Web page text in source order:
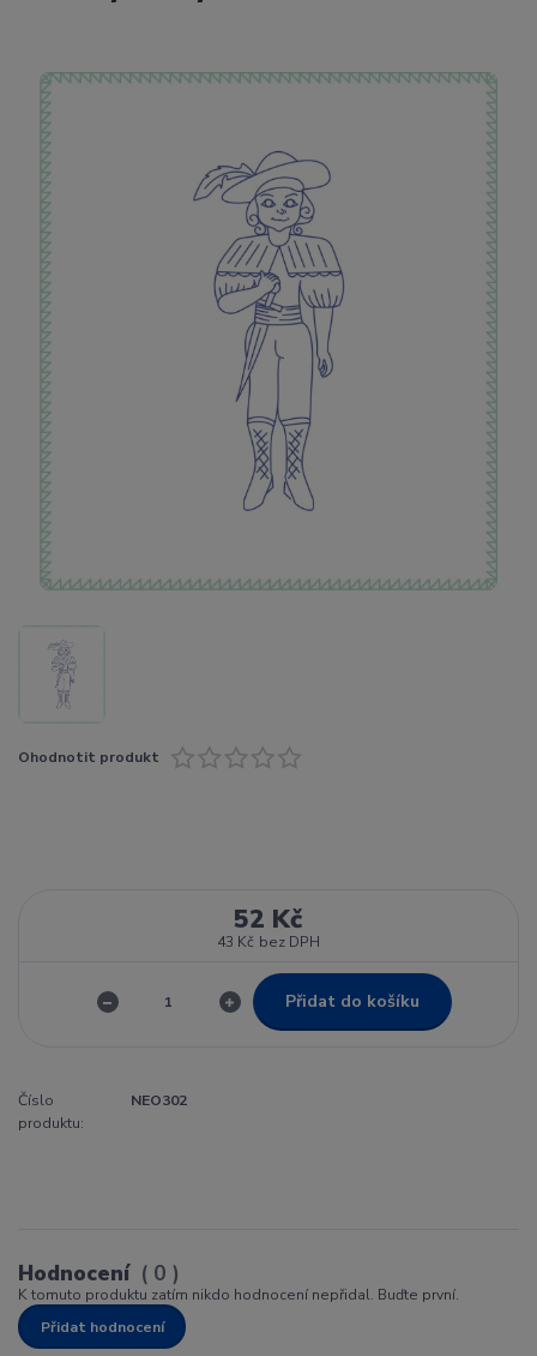
Ohodnotit produkt
52 Kč
43 Kč bez DPH
Přidat do košíku
Číslo
produktu:
NEO302
Hodnocení 0
K tomuto produktu zatím nikdo hodnocení nepřidal. Buďte první.
Přidat hodnocení